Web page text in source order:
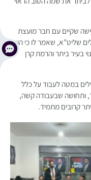
שקיים עם חבר מועצת
שליט”א, שאמר לו כי הוא
בעיר ביתר והרמת קרן
במטה לעבוד על כלל
ותחושה שבעבודה קשה,
קרובים מתמיד.